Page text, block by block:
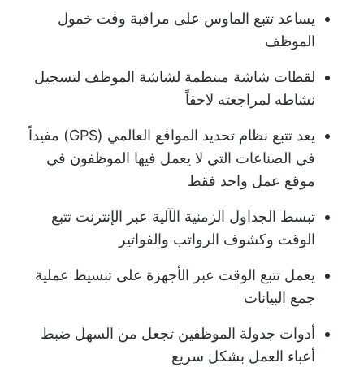
يساعد تتبع الماوس على مراقبة وقت خمول
الموظف
لقطات شاشة منتظمة لشاشة الموظف لتسجيل
نشاطه لمراجعته لاحقاً
يعد تتبع نظام تحديد المواقع العالمي (GPS) مفيداً
في الصناعات التي لا يعمل فيها الموظفون في
موقع عمل واحد فقط
تبسط الجداول الزمنية الآلية عبر الإنترنت تتبع
الوقت وكشوف الرواتب والفواتير
يعمل تتبع الوقت عبر الأجهزة على تبسيط عملية
جمع البيانات
أدوات جدولة الموظفين تجعل من السهل ضبط
أعباء العمل بشكل سريع